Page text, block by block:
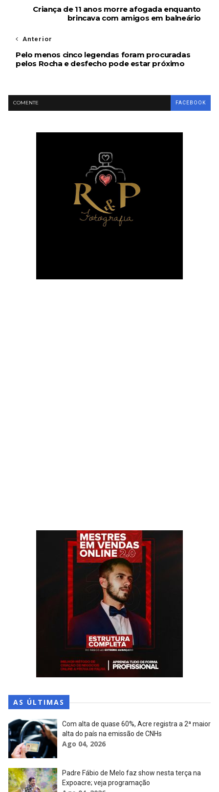
Criança de 11 anos morre afogada enquanto
brincava com amigos em balneário
Anterior
Pelo menos cinco legendas foram procuradas
pelos Rocha e desfecho pode estar próximo
COMENTE FACEBOOK
AS ÚLTIMAS
Com alta de quase 60%, Acre registra a 2ª maior
alta do país na emissão de CNHs
Ago 04, 2026
Padre Fábio de Melo faz show nesta terça na
Expoacre; veja programação